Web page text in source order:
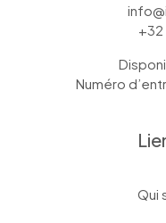
+32
Numéro
Qui